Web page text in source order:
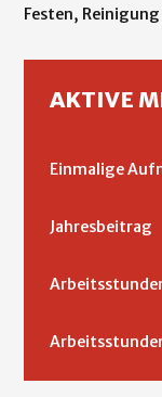
Festen,
AKTIVE
Einmalige
Jahresbeitrag